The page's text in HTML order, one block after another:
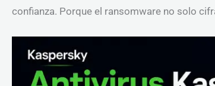
confianza. Porque el ransomware no solo